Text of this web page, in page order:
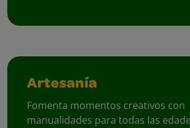
Artesanía
Fomenta momentos creativos con
manualidades para todas las